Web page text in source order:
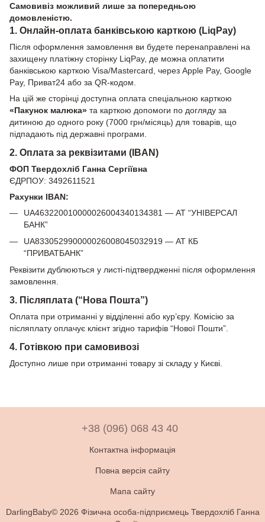
Самовивіз можливий лише за попередньою
домовленістю.
1. Онлайн-оплата банківською карткою (LiqPay)
Після оформлення замовлення ви будете перенаправлені на
захищену платіжну сторінку LiqPay, де можна оплатити
банківською карткою Visa/Mastercard, через Apple Pay, Google
Pay, Приват24 або за QR-кодом.
На цій же сторінці доступна оплата спеціальною карткою
«Пакунок малюка» та карткою допомоги по догляду за
дитиною до одного року (7000 грн/місяць) для товарів, що
підпадають під державні програми.
2. Оплата за реквізитами (IBAN)
ФОП Твердохліб Ганна Сергіївна
ЄДРПОУ: 3492611521
Рахунки IBAN:
UA463220010000026004340134381 — АТ “УНІВЕРСАЛ
БАНК”
UA833052990000026008045032919 — АТ КБ
“ПРИВАТБАНК”
Реквізити дублюються у листі-підтвердженні після оформлення
замовлення.
3. Післяплата (“Нова Пошта”)
Оплата при отриманні у відділенні або кур’єру. Комісію за
післяплату оплачує клієнт згідно тарифів “Нової Пошти”.
4. Готівкою при самовивозі
Доступно лише при отриманні товару зі складу у Києві.
+38 (096) 068 43 40
Контактна інформація
Повна версія сайту
Мапа сайту
DarlingBaby© 2026 Фізична особа-підприємець Твердохліб Ганна